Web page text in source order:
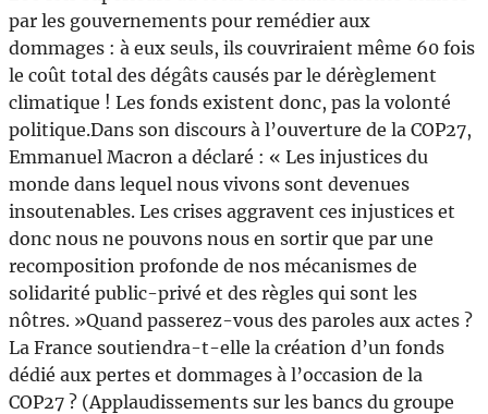
par les gouvernements pour remédier aux
dommages : à eux seuls, ils couvriraient même 60 fois
le coût total des dégâts causés par le dérèglement
climatique ! Les fonds existent donc, pas la volonté
politique.Dans son discours à l’ouverture de la COP27,
Emmanuel Macron a déclaré : « Les injustices du
monde dans lequel nous vivons sont devenues
insoutenables. Les crises aggravent ces injustices et
donc nous ne pouvons nous en sortir que par une
recomposition profonde de nos mécanismes de
solidarité public-privé et des règles qui sont les
nôtres. »Quand passerez-vous des paroles aux actes ?
La France soutiendra-t-elle la création d’un fonds
dédié aux pertes et dommages à l’occasion de la
COP27 ? (Applaudissements sur les bancs du groupe